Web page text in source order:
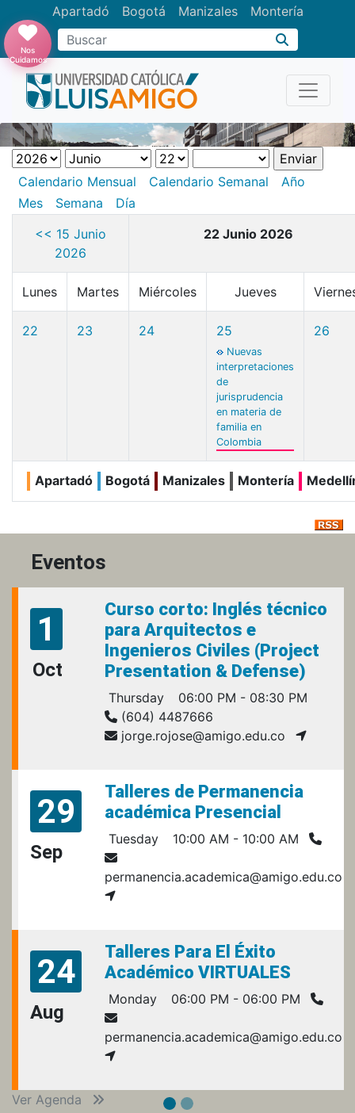
Apartadó Bogotá Manizales Montería
Buscar
Nos
Cuidamos
Calendario Mensual Calendario Semanal
Año
Mes
Semana
Día
<< 15 Junio
2026
22 Junio 2026
Lunes Martes Miércoles Jueves
22 23 24 25
Nuevas
interpretaciones
de
jurisprudencia
en materia de
familia en
Colombia
26
Apartadó Bogotá Manizales Montería
Eventos
1
Oct
Curso corto: Inglés técnico
para Arquitectos e
Ingenieros Civiles (Project
Presentation & Defense)
Thursday
06:00 PM - 08:30 PM
(604) 4487666
jorge.rojose@amigo.edu.co
29
Sep
Talleres de Permanencia
académica Presencial
Tuesday 10:00 AM - 10:00 AM
permanencia.academica@amigo.edu.co
24
Aug
Talleres Para El Éxito
Académico VIRTUALES
Monday 06:00 PM - 06:00 PM
permanencia.academica@amigo.edu.co
Ver Agenda